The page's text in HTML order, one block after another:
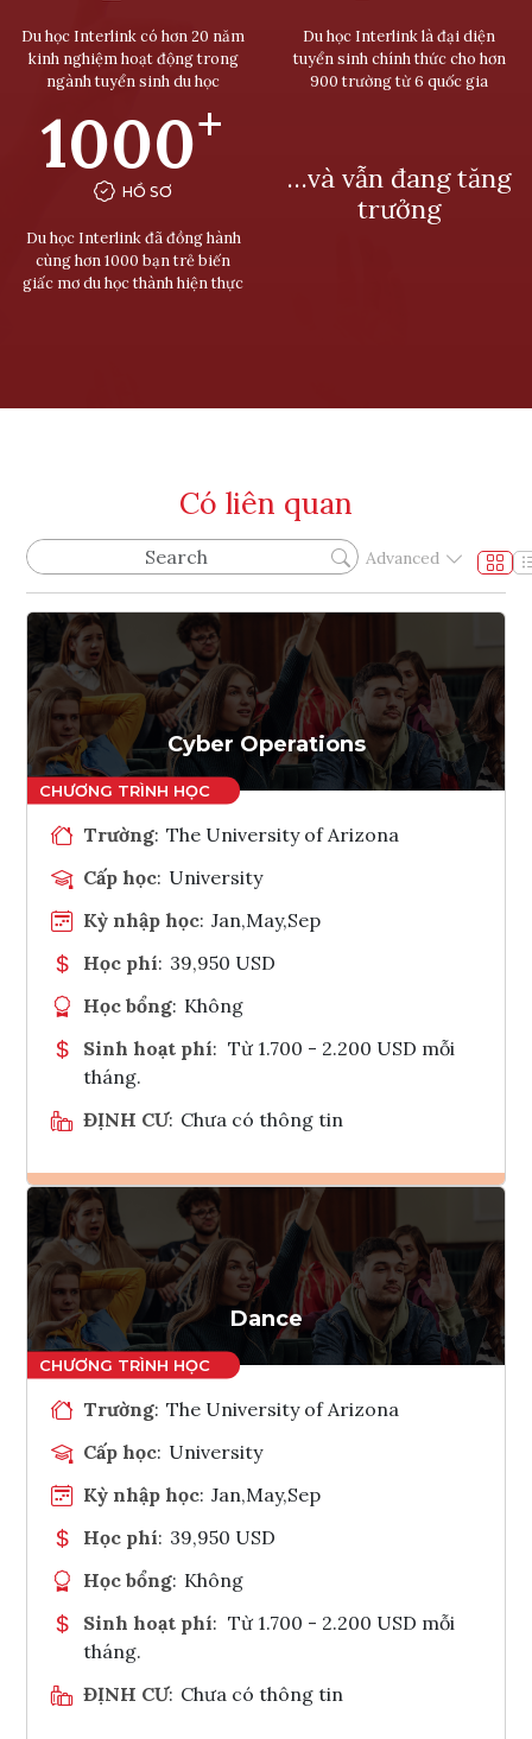
Du học Interlink có hơn 20 năm
kinh nghiệm hoạt động trong
ngành tuyển sinh du học
Du học Interlink là đại diện
tuyển sinh chính thức cho hơn
900 trường từ 6 quốc gia
1000+
HỒ SƠ
Du học Interlink đã đồng hành
cùng hơn 1000 bạn trẻ biến
giấc mơ du học thành hiện thực
…và vẫn đang tăng
trưởng
Có liên quan
Advanced
Cyber Operations
Trường: The University of Arizona
Cấp học: University
Kỳ nhập học: Jan,May,Sep
Học phí: 39,950 USD
Học bổng: Không
Sinh hoạt phí: Từ 1.700 - 2.200 USD mỗi
tháng.
ĐỊNH CƯ: Chưa có thông tin
Ghi danh
Tham vấn Interlink
Dance
Trường: The University of Arizona
Cấp học: University
Kỳ nhập học: Jan,May,Sep
Học phí: 39,950 USD
Học bổng: Không
Sinh hoạt phí: Từ 1.700 - 2.200 USD mỗi
tháng.
ĐỊNH CƯ: Chưa có thông tin